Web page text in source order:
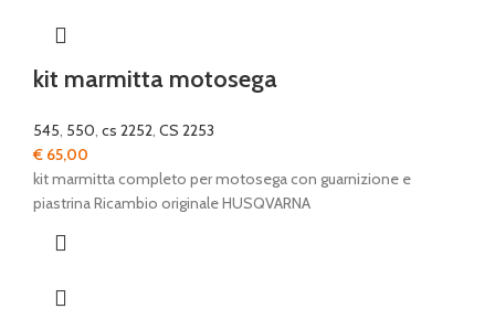
kit marmitta motosega
545, 550, cs 2252, CS 2253
€ 65,00
kit marmitta completo per motosega con guarnizione e
piastrina Ricambio originale HUSQVARNA